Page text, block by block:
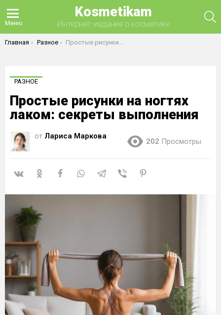
Меню
Kosmetikam
Интернет-издание о косметике
Вы здесь:
Главная Разное Простые рисунки на ногтях лаком: секреты выполнения
РАЗНОЕ
Простые рисунки на ногтях
лаком: секреты выполнения
от Лариса Маркова
202 Просмотры